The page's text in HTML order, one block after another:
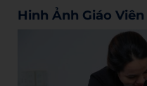
Hinh Ảnh Giáo Viên